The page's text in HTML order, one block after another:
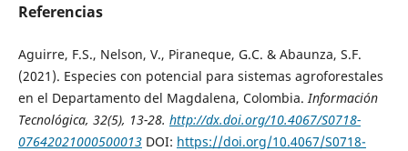
Referencias
Aguirre, F.S., Nelson, V., Piraneque, G.C. & Abaunza, S.F.
(2021). Especies con potencial para sistemas agroforestales
en el Departamento del Magdalena, Colombia. Información
Tecnológica, 32(5), 13-28. http://dx.doi.org/10.4067/S0718-
07642021000500013DOI: https://doi.org/10.4067/S0718-